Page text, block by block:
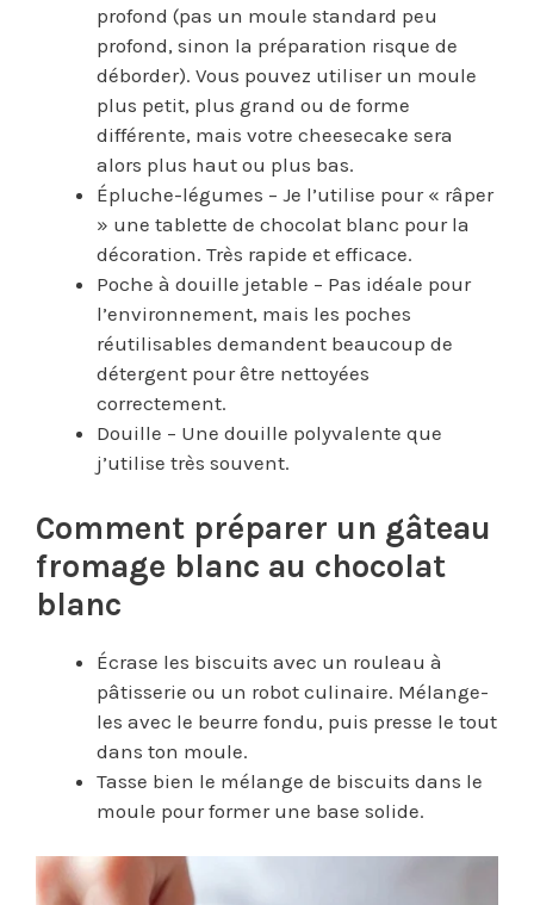
profond (pas un moule standard peu
profond, sinon la préparation risque de
déborder). Vous pouvez utiliser un moule
plus petit, plus grand ou de forme
différente, mais votre cheesecake sera
alors plus haut ou plus bas.
Épluche-légumes – Je l’utilise pour « râper
» une tablette de chocolat blanc pour la
décoration. Très rapide et efficace.
Poche à douille jetable – Pas idéale pour
l’environnement, mais les poches
réutilisables demandent beaucoup de
détergent pour être nettoyées
correctement.
Douille – Une douille polyvalente que
j’utilise très souvent.
Comment préparer un gâteau
fromage blanc au chocolat
blanc
Écrase les biscuits avec un rouleau à
pâtisserie ou un robot culinaire. Mélange-
les avec le beurre fondu, puis presse le tout
dans ton moule.
Tasse bien le mélange de biscuits dans le
moule pour former une base solide.